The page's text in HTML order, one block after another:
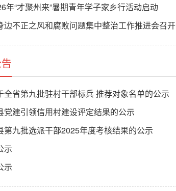
年“才聚州来”暑期青年学子家乡行活动启动
边不正之风和腐败问题集中整治工作推进会召开
全省第九批驻村干部标兵 推荐对象名单的公示
党建引领信用村建设评定结果的公示
第九批选派干部2025年度考核结果的公示
示
示